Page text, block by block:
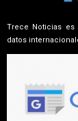
Trece Noticias
datos